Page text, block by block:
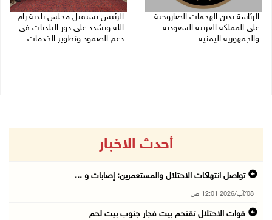
الرئاسة تدين الهجمات الصاروخية
على المملكة العربية السعودية
والجمهورية اليمنية
الرئيس يستقبل مجلس بلدية رام
الله ويشدد على دور البلديات في
دعم الصمود وتطوير الخدمات
أحدث الاخبار
تواصل انتهاكات الاحتلال والمستعمرين: إصابات و ...
08/آب/2026 12:01 ص
قوات الاحتلال تقتحم بيت فجار جنوب بيت لحم